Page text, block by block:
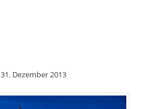
31. Dezember 2013